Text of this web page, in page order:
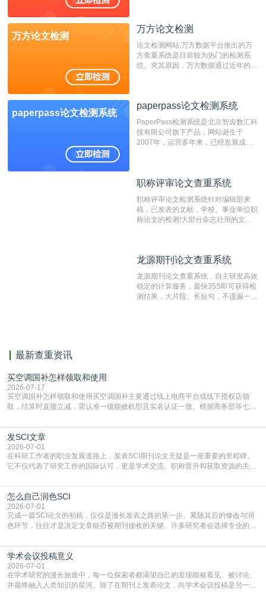
万方论文检测
万方论文检测
论文检测网站,万方数据平台推出的万
方查重系统是目前较为热门的检测系
统。究其原因，万方数据通过近年的发
非。其次，相对于知网而言，万方检测
重的推荐系统。
paperpass论文检测系统
paperpass论文检测系统
PaperPass检测系统是北京智齿数汇科
技有限公司旗下产品，网站诞生于
2007年，运营多年来，已经发展成为
检测速度快、精度高，市场反映良好。
职称评审论文查重系统
职称评审论文检测系统针对编辑部来
稿，已发表的文献，学校、事业单位职
称论文的检测!大部分杂志社用的文献
编辑部检测来稿和已发表的文献,检测
测时注意填写第一作者,才能排除已发
表文献复制比。（限制字符数1万）
龙源期刊论文查重系统
龙源期刊论文查重系统，自主研发高效
稳定的计算服务，最快35S即可获得检
测结果，大片段、长短句，不遗漏一处
最新查重资讯
买空调国补怎样领取和使用
2026-07-17
买空调国补怎样领取和使用买空调国补主要通过线上电商平台或线下授权店领
取，结算时直接立减‌，需认准一级能效机型且实名认证一致。根据商务部等七部
能领到补贴首选‌京东APP‌搜索专属口令(如【家电补贴1637】、【国补立省
4949】等，口令会随活动更新，以页面显示为准)进入补贴专场。淘宝/天猫也可
复制粘贴【8$FKFGgJq
发SCI文章
2026-07-01
在科研工作者的职业发展道路上，发表SCI期刊论文无疑是一座重要的里程碑。
它不仅代表了研究工作的国际认可，更是学术交流、职称晋升和获取资源的关键
战与困惑。从选题立意到投稿回应，每一步都需要精心的策略与扎实的工作。本
篇AEIC学术交流中心小编就为大家介绍“发SCI文章”。一、精准定位是成功的第
一步发表SCI文章，首要解决的问题是“投
怎么自己润色SCI
2026-07-01
完成一篇SCI论文的初稿，仅仅是漫长发表之路的第一步。紧随其后的修改与润
色环节，往往才是决定文章能否被期刊接收的关键。许多研究者会选择专业的语
质量，更能在此过程中深化对学术写作的理解。如何系统、高效地打磨自己的论
文，使其在语言和学术表达上更符合国际期刊的要求，是每位研究者值得投入学
习的技能。本篇AEIC学术交流中心小编就为大家介
学术会议投稿意义
2026-07-01
在学术研究的漫长旅途中，每一位探索者都渴望自己的发现能被看见、被讨论、
并最终融入人类知识的星河。除了在期刊上发表论文，向学术会议投稿是另一个